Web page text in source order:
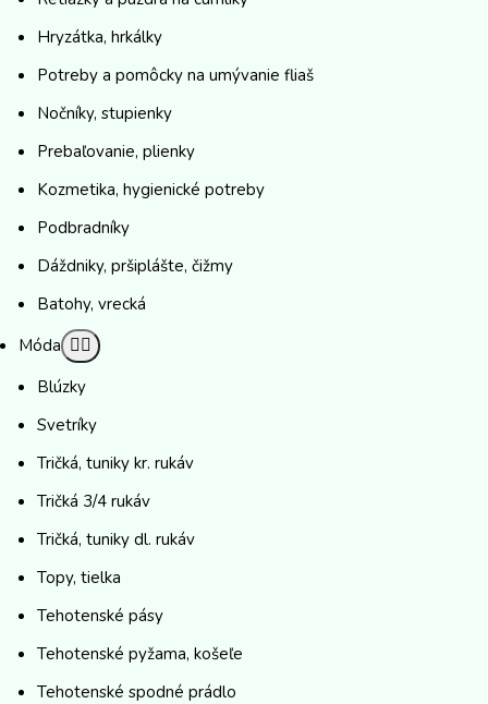
Hryzátka, hrkálky
Potreby a pomôcky na umývanie fliaš
Nočníky, stupienky
Prebaľovanie, plienky
Kozmetika, hygienické potreby
Podbradníky
Dáždniky, pršiplášte, čižmy
Batohy, vrecká
Móda
Blúzky
Svetríky
Tričká, tuniky kr. rukáv
Tričká 3/4 rukáv
Tričká, tuniky dl. rukáv
Topy, tielka
Tehotenské pásy
Tehotenské pyžama, košeľe
Tehotenské spodné prádlo